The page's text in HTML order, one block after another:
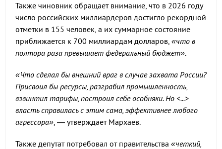
Также чиновник обращает внимание, что в 2026 году
число российских миллиардеров достигло рекордной
отметки в 155 человек, а их суммарное состояние
приближается к 700 миллиардам долларов, «что в
полтора раза превышает федеральный бюджет».
«Что сделал бы внешний враг в случае захвата России?
Присвоил бы ресурсы, разграбил промышленность,
взвинтил тарифы, построил себе особняки. Но <...>
власть справилась с этим сама, эффективнее любого
агрессора», — утверждает Мархаев.
Также депутат потребовал от правительства «четкий,